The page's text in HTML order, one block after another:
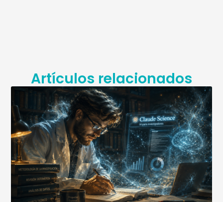
Artículos relacionados